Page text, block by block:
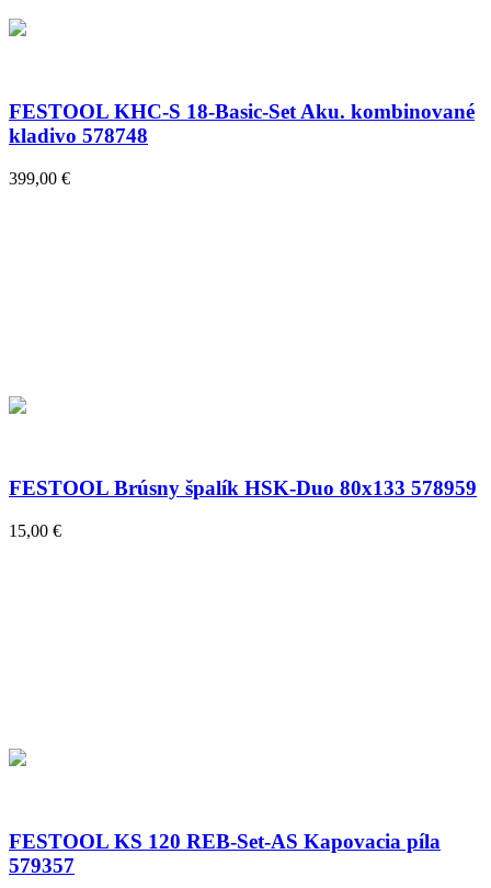
FESTOOL KHC-S 18-Basic-Set Aku. kombinované
kladivo 578748
399,00 €
FESTOOL Brúsny špalík HSK-Duo 80x133 578959
15,00 €
FESTOOL KS 120 REB-Set-AS Kapovacia píla
579357